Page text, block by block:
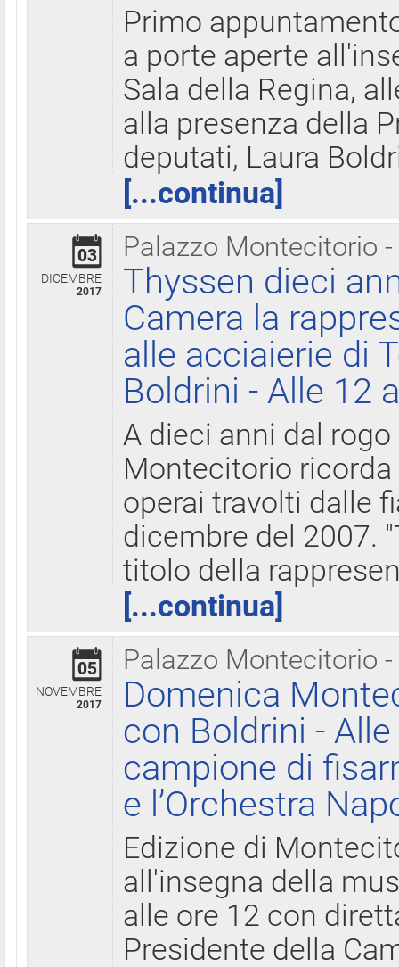
Primo
a porte aperte
Sala della Regina,
alla presenza della
deputati, Laura
[...continua]
Palazzo Montecitorio
03
DICEMBRE
2017
Thyssen dieci
Camera la
alle acciaierie di
Boldrini - Alle 12
A dieci anni dal
Montecitorio
operai travolti dalle
dicembre del 2007.
titolo della
[...continua]
Palazzo Montecitorio
05
NOVEMBRE
2017
Domenica
con Boldrini -
campione di
e l’Orchestra
Edizione di
all'insegna della
alle ore 12 con
Presidente della